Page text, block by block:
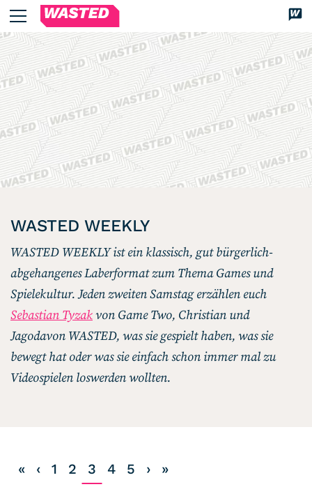
WASTED
Magazin
Über uns
We’re WASTED
Unsere Autor*innen
Lesen
Alle Artikel
Analyse
Interview
Kolumne
Newsletter
WASTED WEEKLY
WASTED WEEKLY
WASTED WEEKLY ist ein klassisch, gut bürgerlich-
abgehangenes Laberformat zum Thema Games und
Spielekultur. Jeden zweiten Samstag erzählen euch
Sebastian Tyzakvon Game Two, Christian und
Jagodavon WASTED, was sie gespielt haben, was sie
bewegt hat oder was sie einfach schon immer mal zu
Videospielen loswerden wollten.
« ‹ 1 2 3 4 5 › »